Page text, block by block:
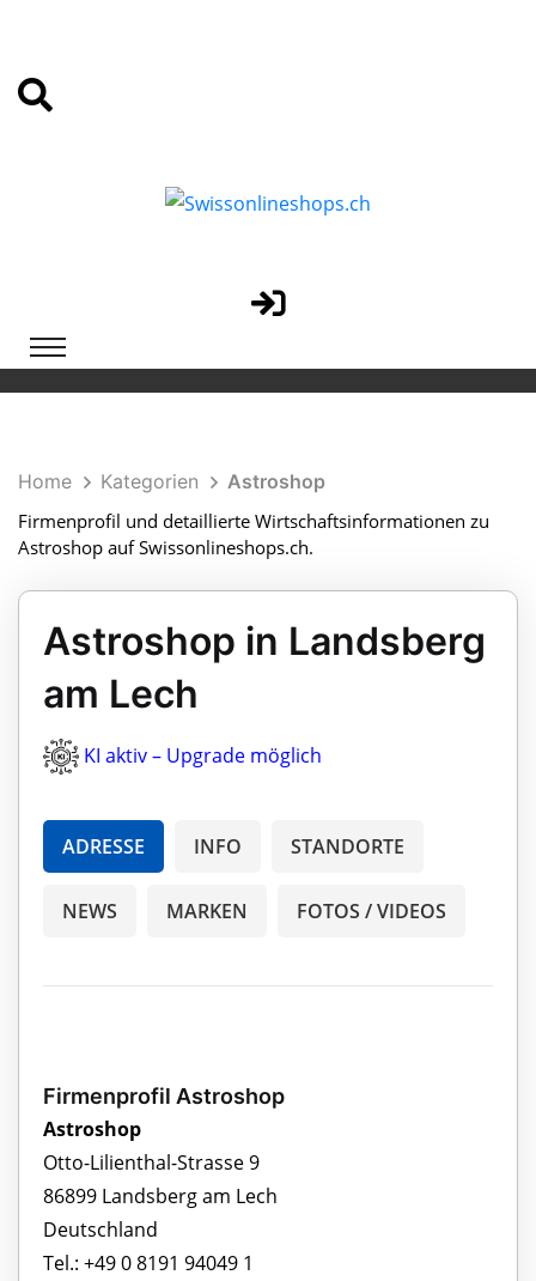
Home Kategorien
Astroshop
Firmenprofil und detaillierte Wirtschaftsinformationen zu
Astroshop auf Swissonlineshops.ch.
Astroshop in Landsberg
am Lech
KI aktiv – Upgrade möglich
ADRESSE INFO STANDORTE
NEWS MARKEN FOTOS / VIDEOS
Firmenprofil Astroshop
Astroshop
Otto-Lilienthal-Strasse 9
86899 Landsberg am Lech
Deutschland
Tel.: +49 0 8191 94049 1